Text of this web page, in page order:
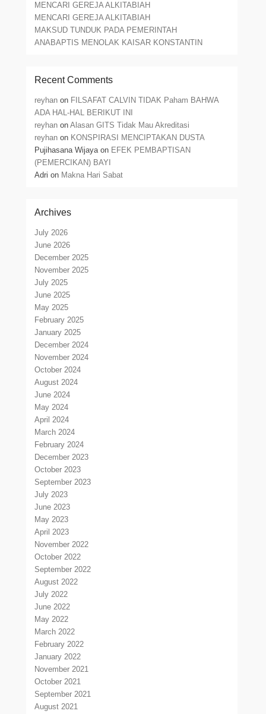
MENCARI GEREJA ALKITABIAH
MENCARI GEREJA ALKITABIAH
MAKSUD TUNDUK PADA PEMERINTAH
ANABAPTIS MENOLAK KAISAR KONSTANTIN
Recent Comments
reyhan on FILSAFAT CALVIN TIDAK Paham BAHWA
ADA HAL-HAL BERIKUT INI
reyhan onAlasan GITS Tidak Mau Akreditasi
reyhan on KONSPIRASI MENCIPTAKAN DUSTA
Pujihasana Wijayaon EFEK PEMBAPTISAN
(PEMERCIKAN) BAYI
Adri on Makna Hari Sabat
Archives
July 2026
June 2026
December 2025
November 2025
July 2025
June 2025
May 2025
February 2025
January 2025
December 2024
November 2024
October 2024
August 2024
June 2024
May 2024
April 2024
March 2024
February 2024
December 2023
October 2023
September 2023
July 2023
June 2023
May 2023
April 2023
November 2022
October 2022
September 2022
August 2022
July 2022
June 2022
May 2022
March 2022
February 2022
January 2022
November 2021
October 2021
September 2021
August 2021